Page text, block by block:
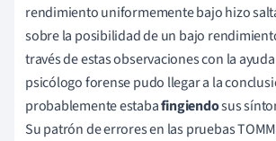
rendimiento uniformemente bajo hizo
sobre la posibilidad de un bajo
través de estas observaciones con la
psicólogo forense pudo llegar a la
probablemente estabafingiendosus
Su patrón de errores en las pruebas